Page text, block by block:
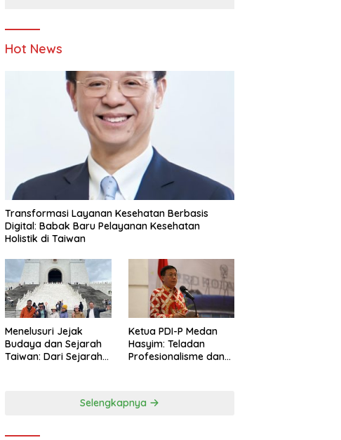
Hot News
Transformasi Layanan Kesehatan Berbasis
Digital: Babak Baru Pelayanan Kesehatan
Holistik di Taiwan
Menelusuri Jejak
Budaya dan Sejarah
Taiwan: Dari Sejarah
Sejarah Chiang Kai-
Ketua PDI-P Medan
Hasyim: Teladan
Profesionalisme dan
Selengkapnya